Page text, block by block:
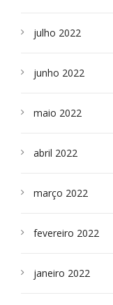
julho 2022
junho 2022
maio 2022
abril 2022
março 2022
fevereiro 2022
janeiro 2022